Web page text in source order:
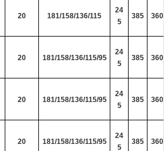
20 181/158/136/115
24
5
385 360
20 181/158/136/115/95
24
5
385 360
20 181/158/136/115/95
24
5
385 360
20 181/158/136/115/95
24
5
385 360